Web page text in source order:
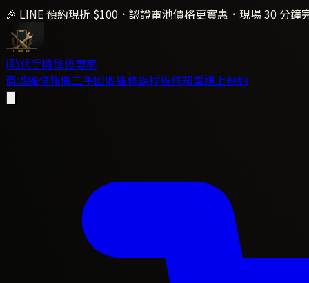
🎉 LINE 預約現折 $100．認證電池價格更實惠．現場 30 分鐘
i時代手機維修專家
商城維修報價二手回收維修課程維修知識線上預約